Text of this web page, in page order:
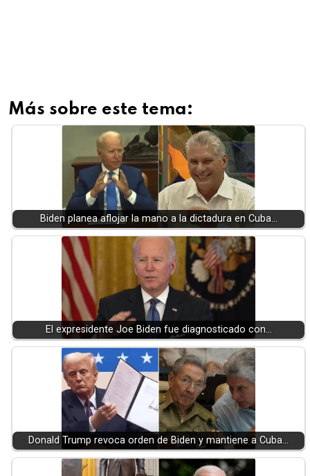
Más sobre este tema:
Biden planea aflojar la mano a la dictadura en Cuba…
El expresidente Joe Biden fue diagnosticado con…
Donald Trump revoca orden de Biden y mantiene a Cuba…